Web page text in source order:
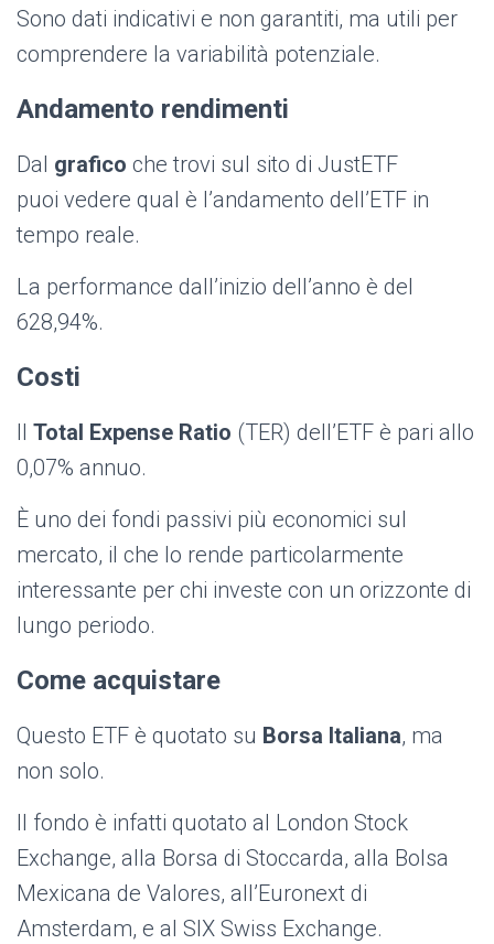
Sono dati indicativi e non garantiti, ma utili per
comprendere la variabilità potenziale.
Andamento rendimenti
Dal grafico che trovi sul sito di JustETF
puoi vedere qual è l’andamento dell’ETF in
tempo reale.
La performance dall’inizio dell’anno è del
628,94%.
Costi
Il Total Expense Ratio (TER) dell’ETF è pari allo
0,07% annuo.
È uno dei fondi passivi più economici sul
mercato, il che lo rende particolarmente
interessante per chi investe con un orizzonte di
lungo periodo.
Come acquistare
Questo ETF è quotato su Borsa Italiana, ma
non solo.
Il fondo è infatti quotato al London Stock
Exchange, alla Borsa di Stoccarda, alla Bolsa
Mexicana de Valores, all’Euronext di
Amsterdam, e al SIX Swiss Exchange.